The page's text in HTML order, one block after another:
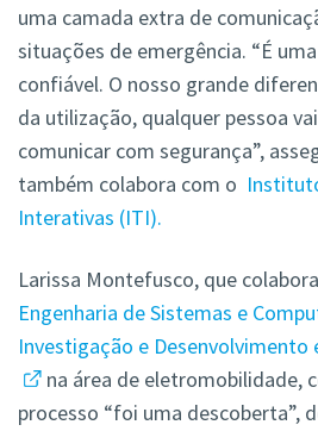
uma camada extra de
situações de emergência. “É
confiável. O nosso grande
da utilização, qualquer pessoa
comunicar com segurança”,
também colabora com o
Interativas (ITI).
Larissa Montefusco, que
Engenharia de Sistemas e
Investigação e Desenvolvimento
na área de eletromobilidade,
processo “foi uma descoberta”,